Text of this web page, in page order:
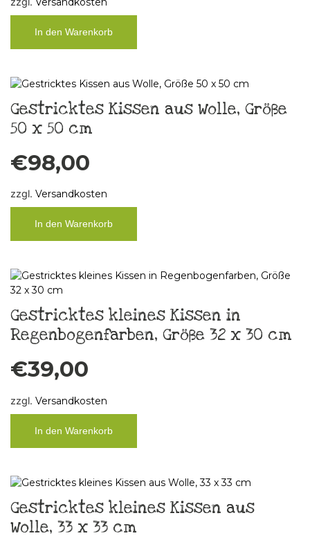
In den Warenkorb
Gestricktes Kissen aus Wolle, Größe
50 x 50 cm
€98,00
zzgl. Versandkosten
In den Warenkorb
Gestricktes kleines Kissen in
Regenbogenfarben, Größe 32 x 30 cm
€39,00
zzgl. Versandkosten
In den Warenkorb
Gestricktes kleines Kissen aus
Wolle, 33 x 33 cm